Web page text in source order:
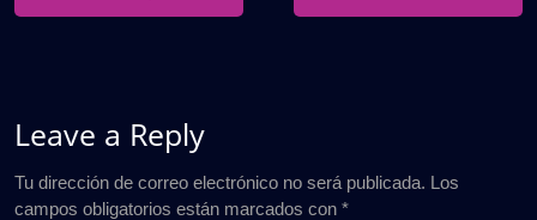
Leave a Reply
Tu dirección de correo electrónico no será publicada. Los
campos obligatorios están marcados con *